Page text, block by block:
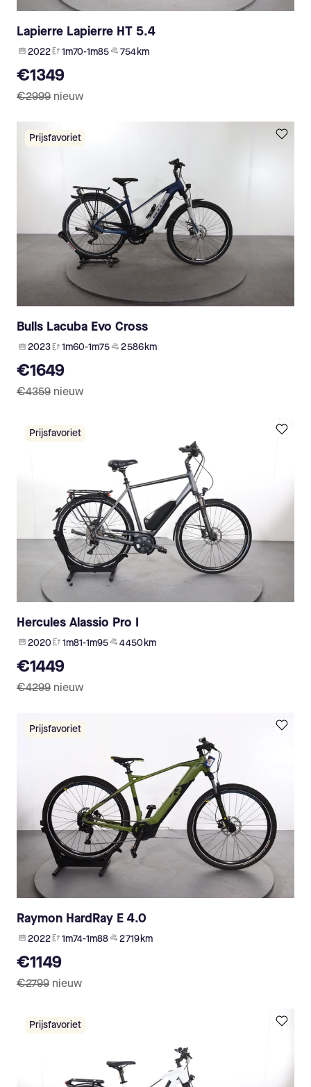
Lapierre Lapierre HT 5.4
2022 1m70-1m85 754 km
€1349
€2999 nieuw
Prijsfavoriet
Bulls Lacuba Evo Cross
2023 1m60-1m75 2 586 km
€1649
€4359 nieuw
Prijsfavoriet
Hercules Alassio Pro I
2020 1m81-1m95 4 450 km
€1449
€4299 nieuw
Prijsfavoriet
Raymon HardRay E 4.0
2022 1m74-1m88 2 719 km
€1149
€2799 nieuw
Prijsfavoriet